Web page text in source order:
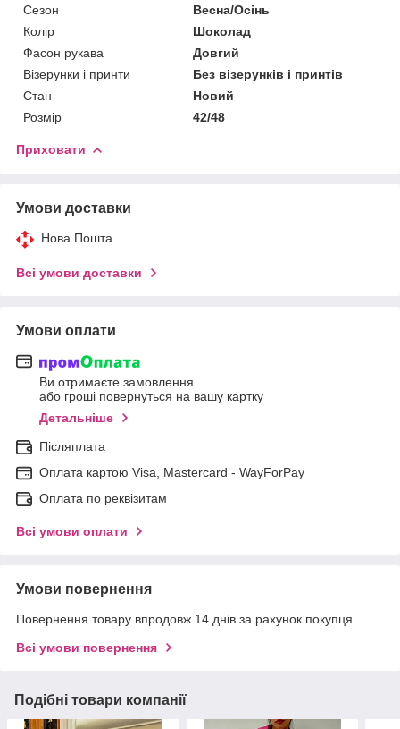
Сезон
Весна/Осінь
Колір
Шоколад
Фасон рукава
Довгий
Візерунки і принти
Без візерунків і принтів
Стан
Новий
Розмір
42/48
Приховати
Умови доставки
Нова Пошта
Всі умови доставки
Умови оплати
Ви отримаєте замовлення
або гроші повернуться на вашу картку
Детальніше
Післяплата
Оплата картою Visa, Mastercard - WayForPay
Оплата по реквізитам
Всі умови оплати
Умови повернення
Повернення товару впродовж 14 днів за рахунок покупця
Всі умови повернення
Подібні товари компанії